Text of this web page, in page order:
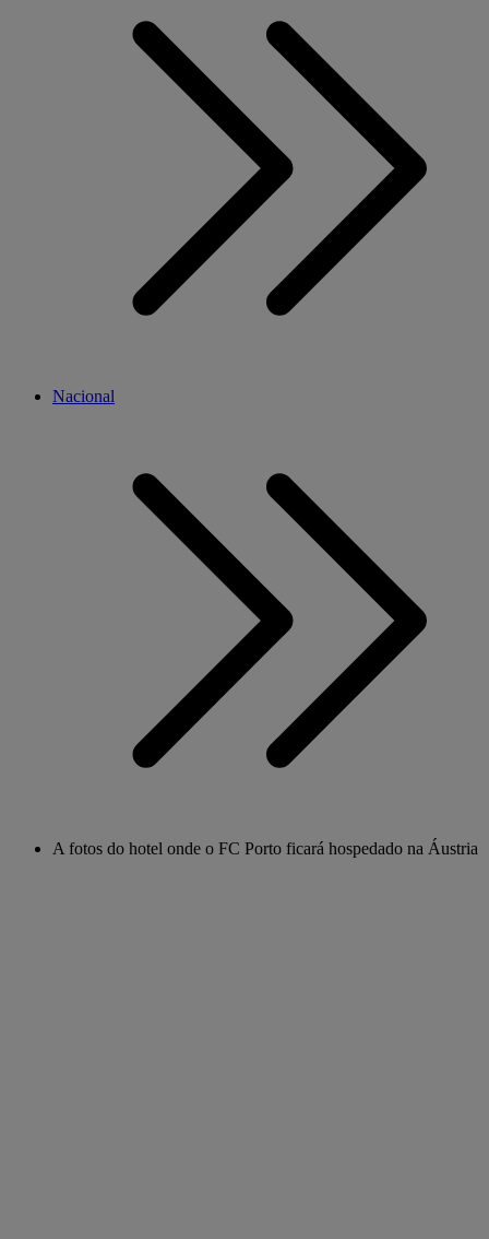
Nacional
A fotos do hotel onde o FC Porto ficará hospedado na Áustria